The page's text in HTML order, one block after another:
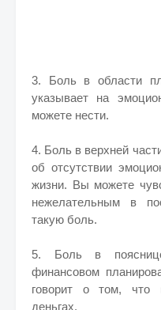
3. Боль в области
указывает на
можете нести.
4. Боль в верхней
об отсутствии
жизни. Вы можете
нежелательным в
такую ​​боль.
5. Боль в
финансовом
говорит о том, что
деньгах.